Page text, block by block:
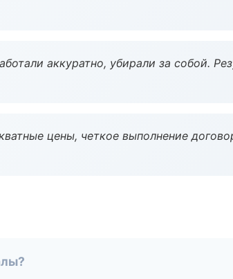
аккуратно, убирали за собой.
цены, четкое выполнение